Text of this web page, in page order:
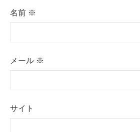
名前 ※
メール ※
サイト